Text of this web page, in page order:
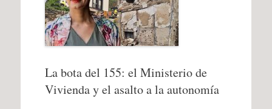
La bota del 155: el Ministerio de
Vivienda y el asalto a la autonomía